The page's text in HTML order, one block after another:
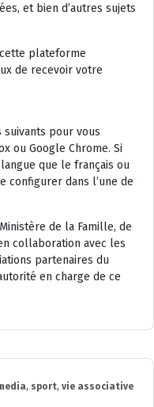
et bien d’autres sujets
plateforme
de recevoir votre
suivants pour vous
ou Google Chrome. Si
que le français ou
configurer dans l’une de
de la Famille, de
collaboration avec les
partenaires du
en charge de ce
, sport, vie associative